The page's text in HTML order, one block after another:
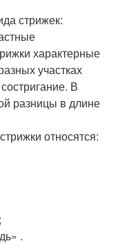
стрижек:
характерные
участках
В
разницы в длине
относятся:
.